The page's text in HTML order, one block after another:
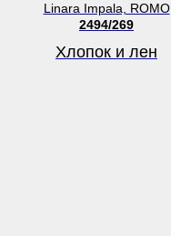
Linara Impala, ROMO
2494/269
Хлопок и лен